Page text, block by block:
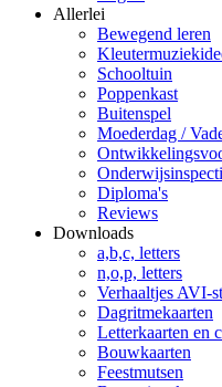
Allerlei
Bewegend leren
Schooltuin
Poppenkast
Buitenspel
Moederdag /
Diploma's
Reviews
Downloads
a,b,c, letters
n,o,p, letters
Verhaaltjes AVI-
Dagritmekaarten
Letterkaarten en
Bouwkaarten
Feestmutsen